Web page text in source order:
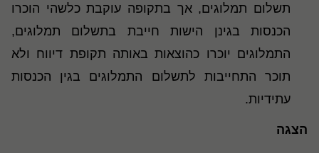
תשלום תמלוגים, אך בתקופה עוקבת כלשהי הוכרו
הכנסות בגינן הישות חייבת בתשלום תמלוגים,
התמלוגים יוכרו כהוצאות באותה תקופת דיווח ולא
תוכר התחייבות לתשלום התמלוגים בגין הכנסות
עתידיות.
הצגה